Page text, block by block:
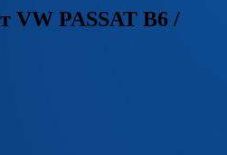
PASSAT B6 /